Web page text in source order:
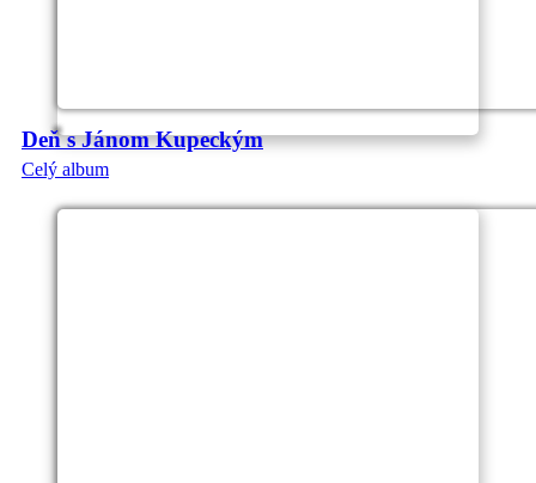
Deň s Jánom Kupeckým
Celý album